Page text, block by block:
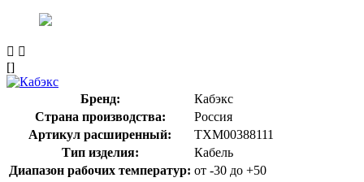
[]
Бренд:
Кабэкс
Страна производства:
Россия
Артикул расширенный:
ТХМ00388111
Тип изделия:
Кабель
Диапазон рабочих температур: от -30 до +50